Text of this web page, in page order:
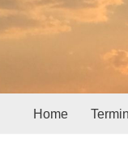
Home